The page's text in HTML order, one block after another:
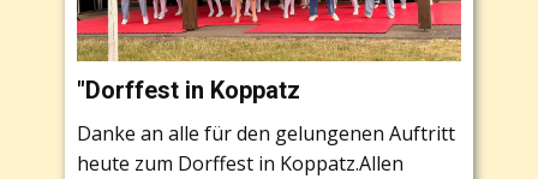
"Dorffest in Koppatz
Danke an alle für den gelungenen Auftritt
heute zum Dorffest in Koppatz.Allen